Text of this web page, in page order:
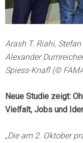
Arash T. Riahi,
Alexander
Spiess-Knafl (©
Neue Studie zeigt:
Vielfalt, Jobs und
„Die am 2. Oktober